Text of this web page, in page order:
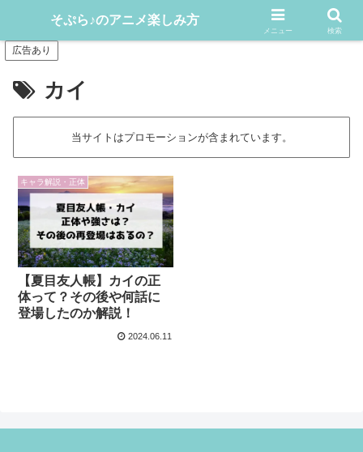
アニメや漫画をどんどん楽しむ情報発信サイト
広告あり
カイ
当サイトはプロモーションが含まれています。
キャラ解説・正体
【夏目友人帳】カイの正
体って？その後や何話に
登場したのか解説！
2024.06.11
そぷら♪のアニメ楽しみ方
メニュー 検索